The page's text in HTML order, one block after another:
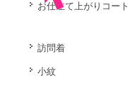
お仕立て上がりコート
訪問着
小紋